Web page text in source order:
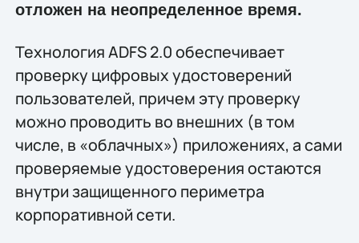
отложен на неопределенное время.
Технология ADFS 2.0 обеспечивает
проверку цифровых удостоверений
пользователей, причем эту проверку
можно проводить во внешних (в том
числе, в «облачных») приложениях, а сами
проверяемые удостоверения остаются
внутри защищенного периметра
корпоративной сети.